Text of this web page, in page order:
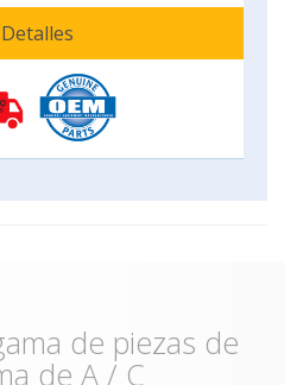
Detalles
de piezas de
de A / C